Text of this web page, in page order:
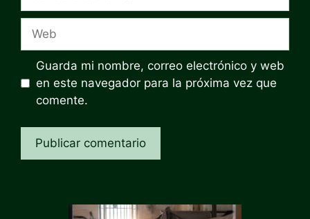
Web
Guarda mi nombre, correo electrónico y web
en este navegador para la próxima vez que
comente.